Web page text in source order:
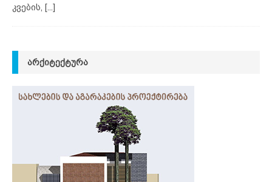
კვების, [...]
ᲐᲠᲥᲘᲢᲔᲥᲢᲣᲠᲐ